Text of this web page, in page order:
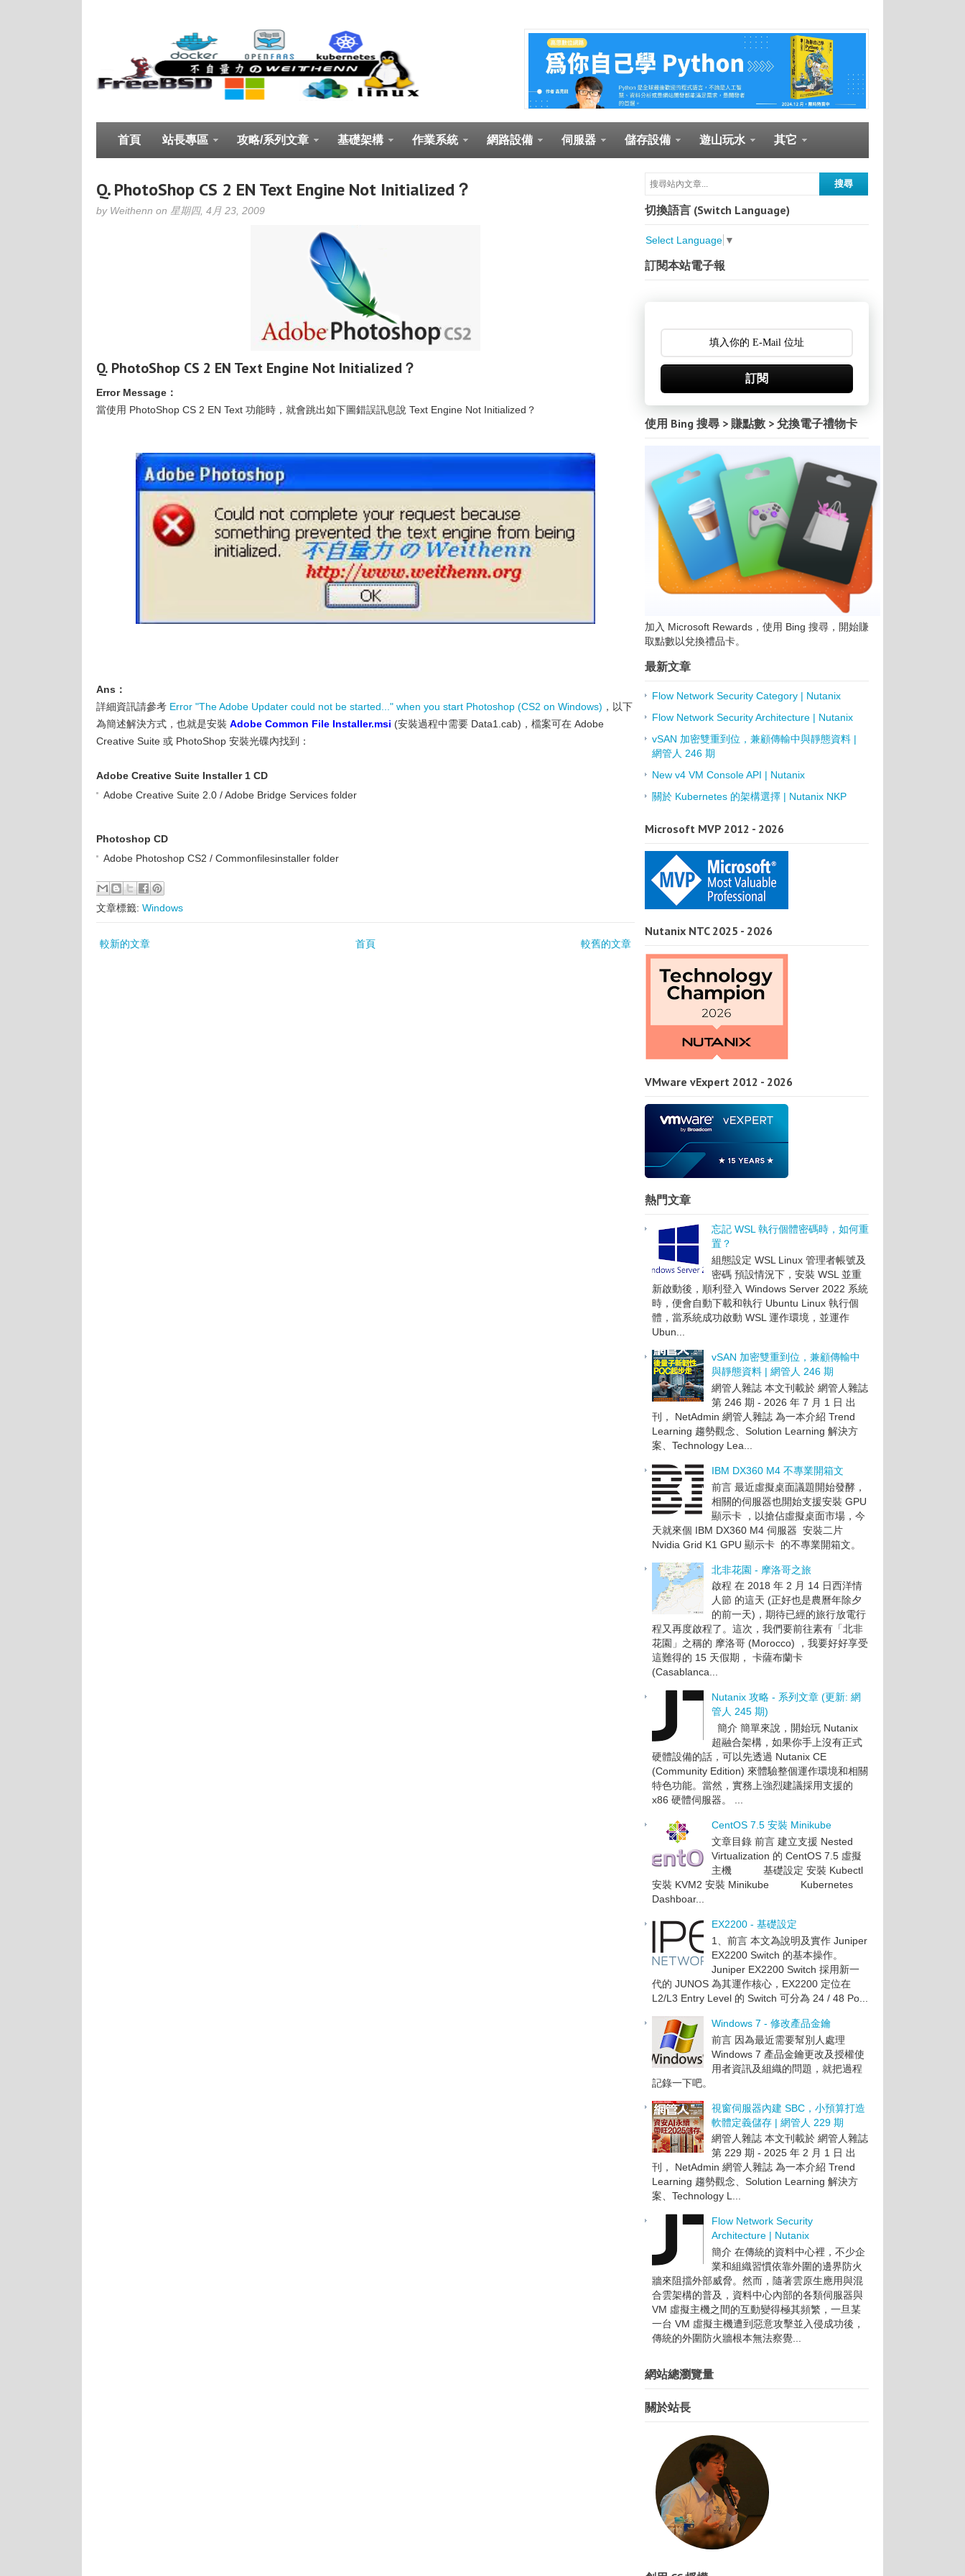
首頁 站長專區 攻略/系列文章 基礎架構 作業系統 網路設備 伺服器 儲存設備 遊山玩水 其它
Q. PhotoShop CS 2 EN Text Engine Not Initialized？
by Weithenn on 星期四, 4月 23, 2009
Q. PhotoShop CS 2 EN Text Engine Not Initialized？
Error Message：
當使用 PhotoShop CS 2 EN Text 功能時，就會跳出如下圖錯誤訊息說 Text Engine Not Initialized？
Ans：
詳細資訊請參考 Error "The Adobe Updater could not be started..." when you start Photoshop (CS2 on Windows) ，以下
為簡述解決方式，也就是安裝 Adobe Common File Installer.msi (安裝過程中需要 Data1.cab)，檔案可在 Adobe
Creative Suite 或 PhotoShop 安裝光碟內找到：
Adobe Creative Suite Installer 1 CD
Adobe Creative Suite 2.0 / Adobe Bridge Services folder
Photoshop CD
Adobe Photoshop CS2 / Commonfilesinstaller folder
文章標籤: Windows
較新的文章 較舊的文章
首頁
切換語言 (Switch Language)
Select Language ▼
訂閱本站電子報
訂閱
使用 Bing 搜尋 > 賺點數 > 兌換電子禮物卡
加入 Microsoft Rewards，使用 Bing 搜尋，開始賺
取點數以兌換禮品卡。
最新文章
Flow Network Security Category | Nutanix
Flow Network Security Architecture | Nutanix
vSAN 加密雙重到位，兼顧傳輸中與靜態資料 |
網管人 246 期
New v4 VM Console API | Nutanix
關於 Kubernetes 的架構選擇 | Nutanix NKP
Microsoft MVP 2012 - 2026
Nutanix NTC 2025 - 2026
VMware vExpert 2012 - 2026
熱門文章
忘記 WSL 執行個體密碼時，如何重
置？
組態設定 WSL Linux 管理者帳號及
密碼 預設情況下，安裝 WSL 並重
新啟動後，順利登入 Windows Server 2022 系統
時，便會自動下載和執行 Ubuntu Linux 執行個
體，當系統成功啟動 WSL 運作環境，並運作
Ubun...
vSAN 加密雙重到位，兼顧傳輸中
與靜態資料 | 網管人 246 期
網管人雜誌 本文刊載於 網管人雜誌
第 246 期 - 2026 年 7 月 1 日 出
刊， NetAdmin 網管人雜誌 為一本介紹 Trend
Learning 趨勢觀念、Solution Learning 解決方
案、Technology Lea...
IBM DX360 M4 不專業開箱文
前言 最近虛擬桌面議題開始發酵，
相關的伺服器也開始支援安裝 GPU
顯示卡 ，以搶佔虛擬桌面市場，今
天就來個 IBM DX360 M4 伺服器 安裝二片
Nvidia Grid K1 GPU 顯示卡 的不專業開箱文。
北非花園 - 摩洛哥之旅
啟程 在 2018 年 2 月 14 日西洋情
人節 的這天 (正好也是農曆年除夕
的前一天)，期待已經的旅行放電行
程又再度啟程了。這次，我們要前往素有「北非
花園」之稱的 摩洛哥 (Morocco) ，我要好好享受
這難得的 15 天假期， 卡薩布蘭卡
(Casablanca...
Nutanix 攻略 - 系列文章 (更新: 網
管人 245 期)
簡介 簡單來說，開始玩 Nutanix
超融合架構，如果你手上沒有正式
硬體設備的話，可以先透過 Nutanix CE
(Community Edition) 來體驗整個運作環境和相關
特色功能。當然，實務上強烈建議採用支援的
x86 硬體伺服器。 ...
CentOS 7.5 安裝 Minikube
文章目錄 前言 建立支援 Nested
Virtualization 的 CentOS 7.5 虛擬
主機 基礎設定 安裝 Kubectl
安裝 KVM2 安裝 Minikube Kubernetes
Dashboar...
EX2200 - 基礎設定
1、前言 本文為說明及實作 Juniper
EX2200 Switch 的基本操作。
Juniper EX2200 Switch 採用新一
代的 JUNOS 為其運作核心，EX2200 定位在
L2/L3 Entry Level 的 Switch 可分為 24 / 48 Po...
Windows 7 - 修改產品金鑰
前言 因為最近需要幫別人處理
Windows 7 產品金鑰更改及授權使
用者資訊及組織的問題，就把過程
記錄一下吧。
視窗伺服器內建 SBC，小預算打造
軟體定義儲存 | 網管人 229 期
網管人雜誌 本文刊載於 網管人雜誌
第 229 期 - 2025 年 2 月 1 日 出
刊， NetAdmin 網管人雜誌 為一本介紹 Trend
Learning 趨勢觀念、Solution Learning 解決方
案、Technology L...
Flow Network Security
Architecture | Nutanix
簡介 在傳統的資料中心裡，不少企
業和組織習慣依靠外圍的邊界防火
牆來阻擋外部威脅。然而，隨著雲原生應用與混
合雲架構的普及，資料中心內部的各類伺服器與
VM 虛擬主機之間的互動變得極其頻繁，一旦某
一台 VM 虛擬主機遭到惡意攻擊並入侵成功後，
傳統的外圍防火牆根本無法察覺...
網站總瀏覽量
關於站長